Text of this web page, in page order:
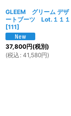
GLEEM グリーム デザ
ートブーツ Lot.１１１
[111]
37,800円(税別)
(税込 : 41,580円)